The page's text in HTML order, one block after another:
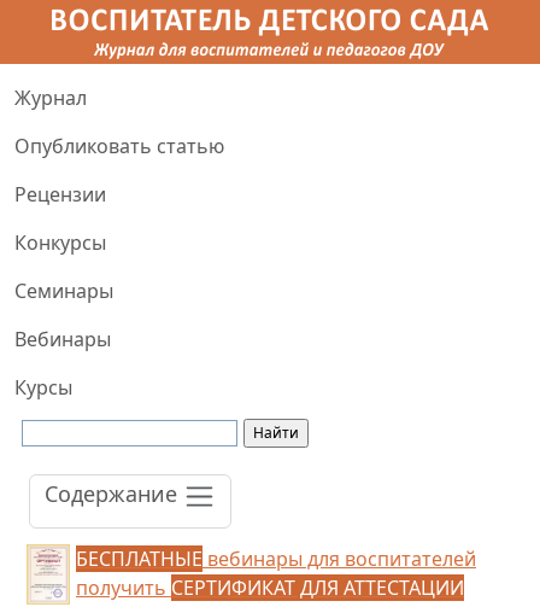
Журнал
Опубликовать статью
Рецензии
Конкурсы
Семинары
Вебинары
Курсы
Содержание
БЕСПЛАТНЫЕ вебинары для воспитателей
получить СЕРТИФИКАТ ДЛЯ АТТЕСТАЦИИ